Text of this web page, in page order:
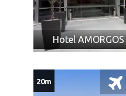
novcu i stvarima kako na
aranžmana i boravka na
može snositi odgovornost
situacije (krađe, tuče…) već
lokalnih policijskih organa,
odmah obratiti.
tehničkih uslova,
garantuje konstantnu
jačinu, niti da će WIFI
dostupan u samoj
putovanja ne snosi
Hotel
20m